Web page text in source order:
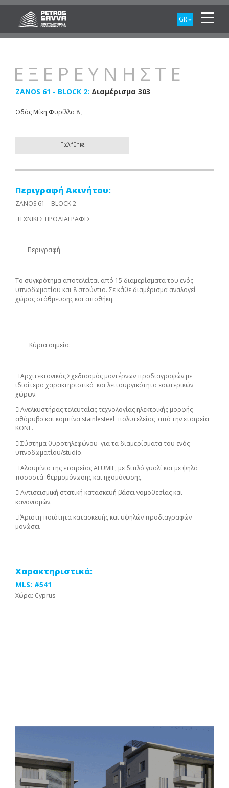
GR
ΕΞΕΡΕΥΝΗΣΤΕ
ZANOS 61 - BLOCK 2: Διαμέρισμα 303
Οδός Μίκη Φυρίλλα 8 ,
Πωλήθηκε
Περιγραφή Ακινήτου:
ZANOS 61 – BLOCK 2
ΤΕΧΝΙΚΕΣ ΠΡΟΔΙΑΓΡΑΦΕΣ
Περιγραφή
Το συγκρότημα αποτελείται από 15 διαμερίσματα του ενός
υπνοδωματίου και 8 στούντιο. Σε κάθε διαμέρισμα αναλογεί
χώρος στάθμευσης και αποθήκη.
Κύρια σημεία:
 Αρχιτεκτονικός Σχεδιασμός μοντέρνων προδιαγραφών με
ιδιαίτερα χαρακτηριστικά και λειτουργικότητα εσωτερικών
χώρων.
 Ανελκυστήρας τελευταίας τεχνολογίας ηλεκτρικής μορφής
αθόρυβο και καμπίνα stainlesteel πολυτελείας από την εταιρεία
ΚΟΝΕ.
 Σύστημα θυροτηλεφώνου για τα διαμερίσματα του ενός
υπνοδωματίου/studio.
 Αλουμίνια της εταιρείας ALUMIL, με διπλό γυαλί και με ψηλά
ποσοστά θερμομόνωσης και ηχομόνωσης.
 Αντισεισμική στατική κατασκευή βάσει νομοθεσίας και
κανονισμών.
 Άριστη ποιότητα κατασκευής και υψηλών προδιαγραφών
μονώσει
Χαρακτηριστικά:
MLS: #541
Χώρα: Cyprus